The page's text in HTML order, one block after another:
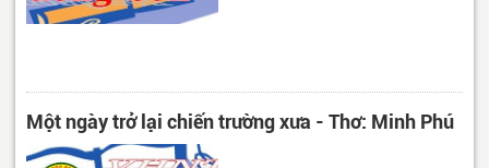
Một ngày trở lại chiến trường xưa - Thơ: Minh Phú